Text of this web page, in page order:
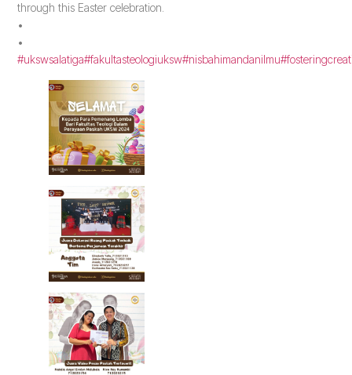
through this Easter celebration.
•
•
#ukswsalatiga#fakultasteologiuksw#nisbahimandanilmu